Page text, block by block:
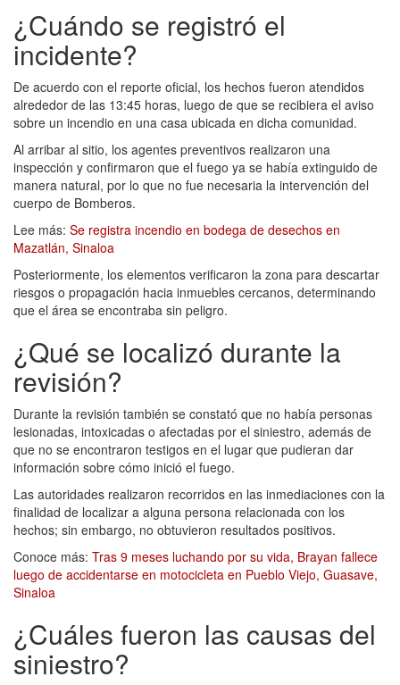
¿Cuándo se registró el
incidente?
De acuerdo con el reporte oficial, los hechos fueron atendidos
alrededor de las 13:45 horas, luego de que se recibiera el aviso
sobre un incendio en una casa ubicada en dicha comunidad.
Al arribar al sitio, los agentes preventivos realizaron una
inspección y confirmaron que el fuego ya se había extinguido de
manera natural, por lo que no fue necesaria la intervención del
cuerpo de Bomberos.
Lee más: Se registra incendio en bodega de desechos en
Mazatlán, Sinaloa
Posteriormente, los elementos verificaron la zona para descartar
riesgos o propagación hacia inmuebles cercanos, determinando
que el área se encontraba sin peligro.
¿Qué se localizó durante la
revisión?
Durante la revisión también se constató que no había personas
lesionadas, intoxicadas o afectadas por el siniestro, además de
que no se encontraron testigos en el lugar que pudieran dar
información sobre cómo inició el fuego.
Las autoridades realizaron recorridos en las inmediaciones con la
finalidad de localizar a alguna persona relacionada con los
hechos; sin embargo, no obtuvieron resultados positivos.
Conoce más: Tras 9 meses luchando por su vida, Brayan fallece
luego de accidentarse en motocicleta en Pueblo Viejo, Guasave,
Sinaloa
¿Cuáles fueron las causas del
siniestro?